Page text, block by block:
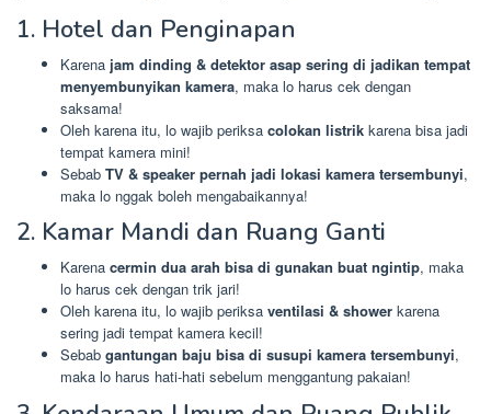
1. Hotel dan Penginapan
Karena jam dinding & detektor asap sering di jadikan tempat
menyembunyikan kamera, maka lo harus cek dengan
saksama!
Oleh karena itu, lo wajib periksa colokan listrik karena bisa jadi
tempat kamera mini!
Sebab TV & speaker pernah jadi lokasi kamera tersembunyi,
maka lo nggak boleh mengabaikannya!
2. Kamar Mandi dan Ruang Ganti
Karena cermin dua arah bisa di gunakan buat ngintip, maka
lo harus cek dengan trik jari!
Oleh karena itu, lo wajib periksa ventilasi & shower karena
sering jadi tempat kamera kecil!
Sebab gantungan baju bisa di susupi kamera tersembunyi,
maka lo harus hati-hati sebelum menggantung pakaian!